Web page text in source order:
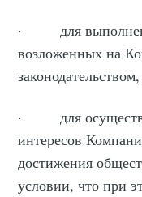
· для
возложенных на
законодательством,
· для
интересов
достижения
условии, что при